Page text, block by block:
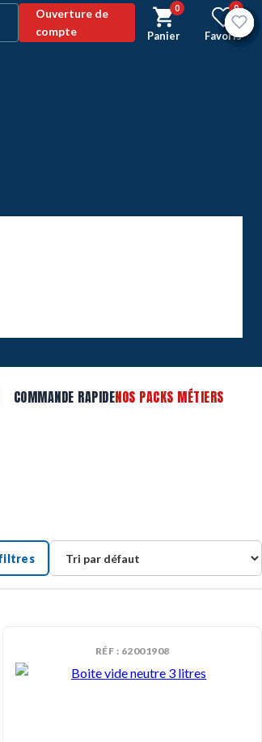
Ouverture de
compte
0
Panier
0
Favoris
COMMANDE RAPIDENOS PACKS MÉTIERS
filtres
RÉF : 62001908